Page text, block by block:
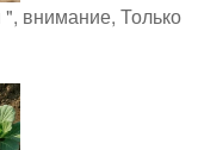
внимание, Только